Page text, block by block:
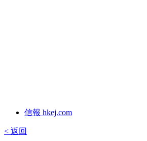
信報 hkej.com
< 返回